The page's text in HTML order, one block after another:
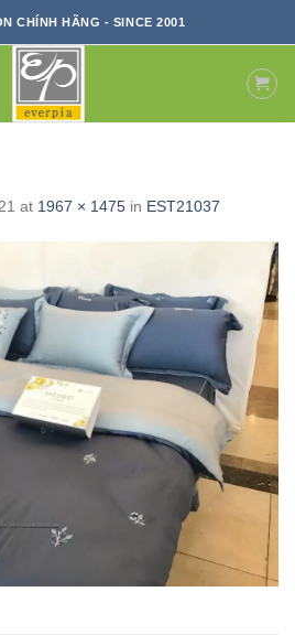
CHÍNH HÃNG - SINCE 2001
at 1967 × 1475 in EST21037